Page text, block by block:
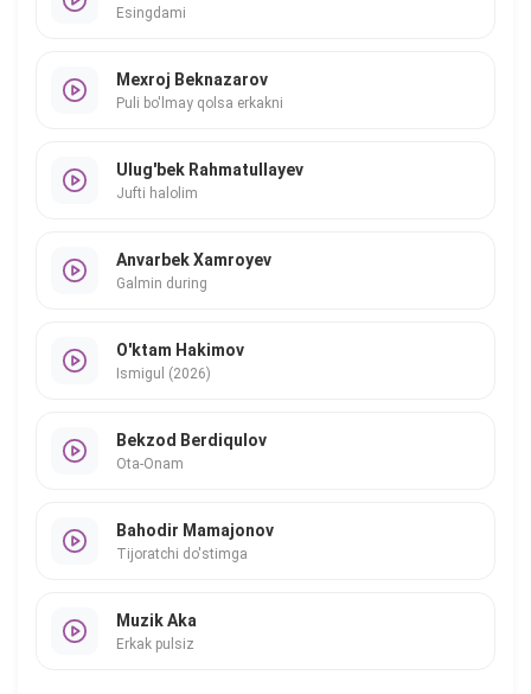
Esingdami
Mexroj Beknazarov
Puli bo'lmay qolsa erkakni
Ulug'bek Rahmatullayev
Jufti halolim
Anvarbek Xamroyev
Galmin during
O'ktam Hakimov
Ismigul (2026)
Bekzod Berdiqulov
Ota-Onam
Bahodir Mamajonov
Tijoratchi do'stimga
Muzik Aka
Erkak pulsiz